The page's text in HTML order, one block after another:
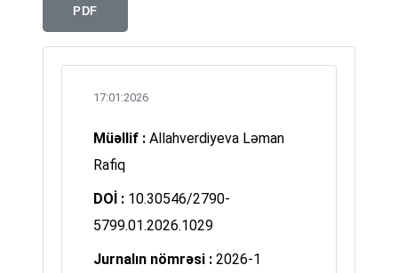
PDF
17:01:2026
Müəllif : Allahverdiyeva Ləman
Rafiq
DOİ : 10.30546/2790-
5799.01.2026.1029
Jurnalın nömrəsi : 2026-1